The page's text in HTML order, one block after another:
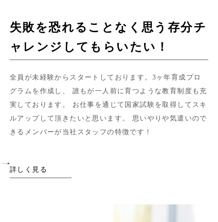
失敗を恐れることなく思う存分チ
ャレンジしてもらいたい！
全員が未経験からスタートしております。3ヶ年育成プロ
グラムを作成し、 誰もが一人前に育つような教育制度も充
実しております。 お仕事を通じて国家試験を取得してスキ
ルアップして頂きたいと思います。 思いやりや気遣いので
きるメンバーが当社スタッフの特徴です！
詳しく見る